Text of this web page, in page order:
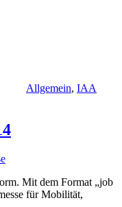
Allgemein, IAA
Mit dem Format „job
für Mobilität,